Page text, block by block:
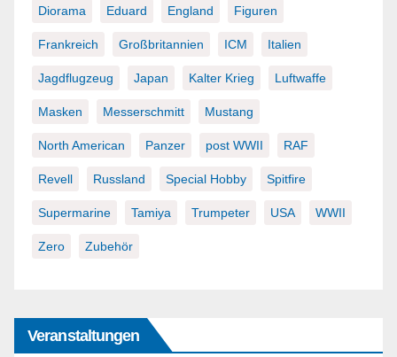
Diorama Eduard England Figuren
Frankreich Großbritannien ICM Italien
Jagdflugzeug Japan Kalter Krieg Luftwaffe
Masken Messerschmitt Mustang
North American Panzer post WWII RAF
Revell Russland Special Hobby Spitfire
Supermarine Tamiya Trumpeter USA WWII
Zero Zubehör
Veranstaltungen